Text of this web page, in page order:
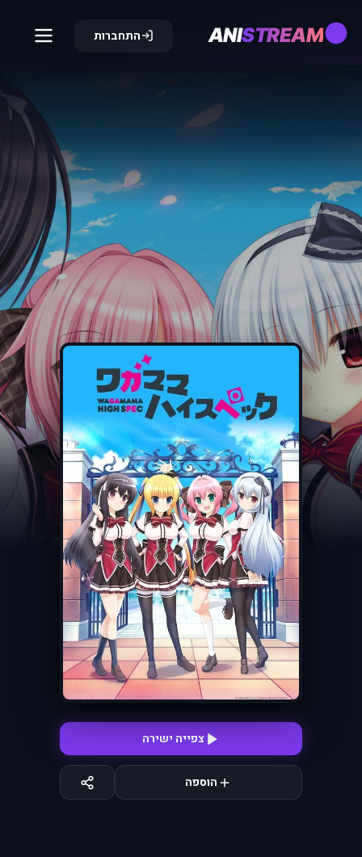
ANISTREAM התחברות
צפייה ישירה
הוספה